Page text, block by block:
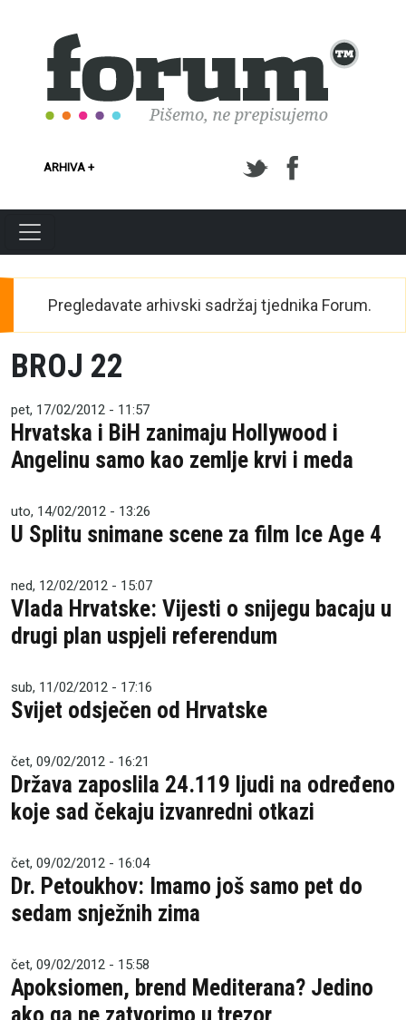
ARHIVA +
Pregledavate arhivski sadržaj tjednika Forum.
BROJ 22
pet, 17/02/2012 - 11:57
Hrvatska i BiH zanimaju Hollywood i
Angelinu samo kao zemlje krvi i meda
uto, 14/02/2012 - 13:26
U Splitu snimane scene za film Ice Age 4
ned, 12/02/2012 - 15:07
Vlada Hrvatske: Vijesti o snijegu bacaju u
drugi plan uspjeli referendum
sub, 11/02/2012 - 17:16
Svijet odsječen od Hrvatske
čet, 09/02/2012 - 16:21
Država zaposlila 24.119 ljudi na određeno
koje sad čekaju izvanredni otkazi
čet, 09/02/2012 - 16:04
Dr. Petoukhov: Imamo još samo pet do
sedam snježnih­ zima
čet, 09/02/2012 - 15:58
Apoksiomen, brend Mediterana? Jedino